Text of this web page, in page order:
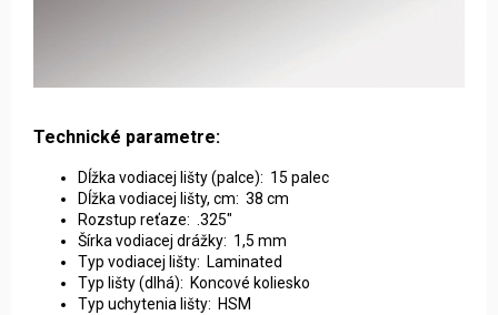
Technické parametre:
Dĺžka vodiacej lišty (palce): 15 palec
Dĺžka vodiacej lišty, cm: 38 cm
Rozstup reťaze: .325"
Šírka vodiacej drážky: 1,5 mm
Typ vodiacej lišty: Laminated
Typ lišty (dlhá): Koncové koliesko
Typ uchytenia lišty: HSM